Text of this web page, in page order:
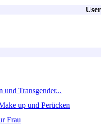
Transgender...
up und Perücken
Frau